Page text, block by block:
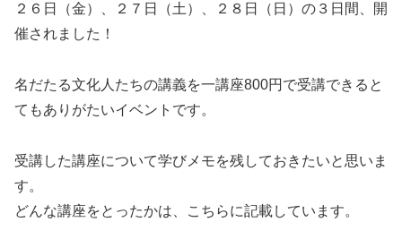
２６日（金）、２７日（土）、２８日（日）の３日間、開
催されました！
名だたる文化人たちの講義を一講座800円で受講できると
てもありがたいイベントです。
受講した講座について学びメモを残しておきたいと思いま
す。
どんな講座をとったかは、こちらに記載しています。